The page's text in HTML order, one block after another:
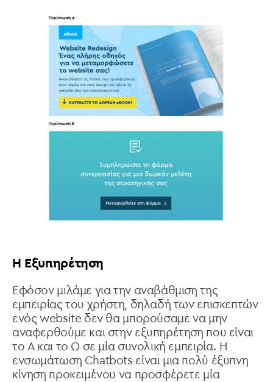
H Εξυπηρέτηση
Εφόσον μιλάμε για την αναβάθμιση της
εμπειρίας του χρήστη, δηλαδή των επισκεπτών
ενός website δεν θα μπορούσαμε να μην
αναφερθούμε και στην εξυπηρέτηση που είναι
το Α και το Ω σε μία συνολική εμπειρία. Η
ενσωμάτωση Chatbots είναι μια πολύ έξυπνη
κίνηση προκειμένου να προσφέρετε μία